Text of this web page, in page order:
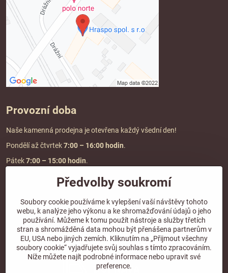
Provozní doba
Naše kamenná prodejna je otevřena každý všední den!
Pondělí až čtvrtek7:00 – 16:00 hodin.
Pátek7:00 – 15:00 hodin.
Doprava a platba
DOPRAVA ZDARMA
při objednávce nad2000 Kč vč. DPH.
*Nevztahuje se na paletovou přepravu.
Předvolby soukromí
Soubory cookie používáme k vylepšení vaší návštěvy tohoto
webu, k analýze jeho výkonu a ke shromažďování údajů o jeho
používání. Můžeme k tomu použít nástroje a služby třetích
stran a shromážděná data mohou být přenášena partnerům v
EU, USA nebo jiných zemích. Kliknutím na „Přijmout všechny
soubory cookie“ vyjadřujete svůj souhlas s tímto zpracováním.
Níže můžete najít podrobné informace nebo upravit své
preference.